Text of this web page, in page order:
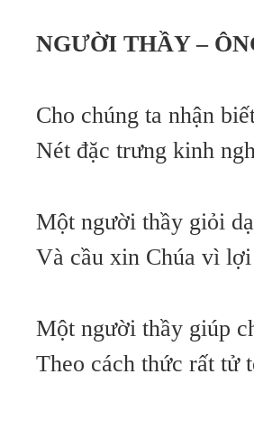
NGƯỜI THẦY –
Cho chúng ta nhận
Nét đặc trưng kinh
Một người thầy giỏi
Và cầu xin Chúa vì
Một người thầy giúp
Theo cách thức rất tử